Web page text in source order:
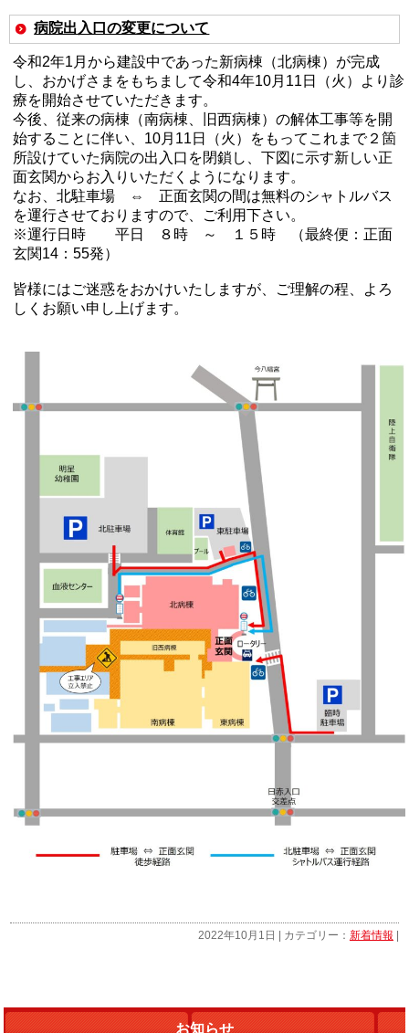
病院出入口の変更について
令和2年1 月から建設中であった新病棟（北病棟）が完成
し、おかげさまをもちまして令和4年10月 11 日（火）より診
療を開始させていただきます。
今後、従来の病棟（南病棟、旧西病棟）の解体工事等を開
始することに伴い、10月11日（火）をもってこれまで２箇
所設けていた病院の出入口を閉鎖し、下図に示す新しい正
面玄関からお入りいただくようになります。
なお、北駐車場 ⇔ 正面玄関の間は無料のシャトルバス
を運行させておりますので、ご利用下さい。
※運行日時 平日 ８時 ～ １５時 （最終便：正面
玄関14：55発）
皆様にはご迷惑をおかけいたしますが、ご理解の程、よろ
しくお願い申し上げます。
2022年10月1日 | カテゴリー： 新着情報 |
お知らせ